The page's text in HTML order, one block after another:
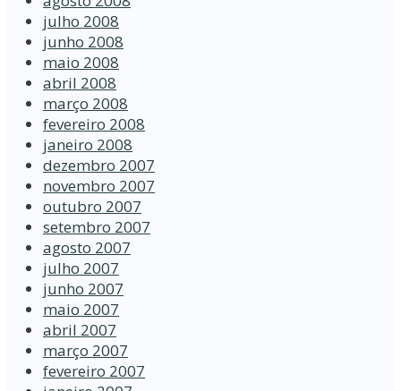
julho 2008
junho 2008
maio 2008
abril 2008
março 2008
fevereiro 2008
janeiro 2008
dezembro 2007
novembro 2007
outubro 2007
setembro 2007
agosto 2007
julho 2007
junho 2007
maio 2007
abril 2007
março 2007
fevereiro 2007